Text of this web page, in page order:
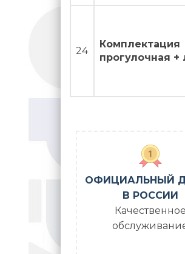
24
Комплектация
прогулочная +
ОФИЦИАЛЬНЫЙ
В РОССИИ
Качественное